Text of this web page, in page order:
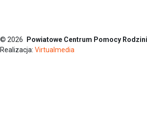
© 2026 Powiatowe Centrum Pomocy
Realizacja: Virtualmedia